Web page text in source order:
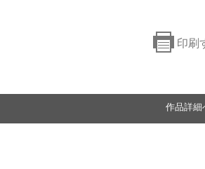
印刷
作品詳細